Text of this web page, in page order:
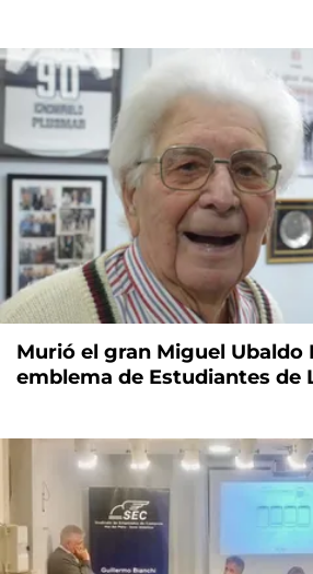
Murió el gran Miguel
emblema de Estudiantes de